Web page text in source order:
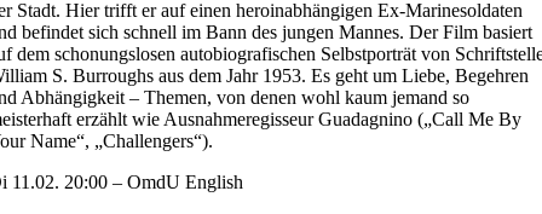
Stadt. Hier trifft er auf einen heroinabhängigen Ex-Marinesoldaten
befindet sich schnell im Bann des jungen Mannes. Der Film basiert
dem schonungslosen autobiografischen Selbstporträt von
S. Burroughs aus dem Jahr 1953. Es geht um Liebe, Begehren
Abhängigkeit – Themen, von denen wohl kaum jemand so
erzählt wie Ausnahmeregisseur Guadagnino („Call Me By
Name“, „Challengers“).
11.02. 20:00 – OmdU English